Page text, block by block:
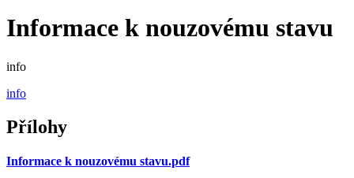
Informace k nouzovému stavu
info
info
Přílohy
Informace k nouzovému stavu.pdf